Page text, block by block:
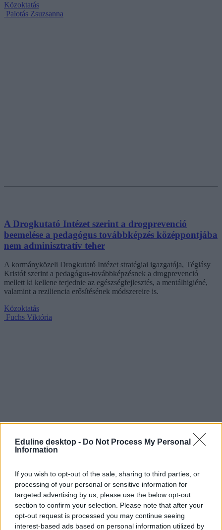
Eduline desktop - Do Not Process My Personal
Information
If you wish to opt-out of the sale, sharing to third parties, or
processing of your personal or sensitive information for
targeted advertising by us, please use the below opt-out
section to confirm your selection. Please note that after your
opt-out request is processed you may continue seeing
interest-based ads based on personal information utilized by
Közoktatás
Palotás Zsuzsanna
A Drogkutató Intézet szerint a drogprevenció
beemelése a pedagógus továbbképzés középpontjába
nem adminisztratív teher
A kormányközeli Drogkutató Intézet stratégiai igazgatója, Téglásy
Kristóf szerint a pedagógus-továbbképzésnek a drogprevenció
mellett ki kellene terjednie az egészségfejlesztés, a mentálhigiéné,
valamint a reziliencia erősítésének módszereire is.
Közoktatás
Fuchs Viktória
Akkreditált pedagógus-továbbképzés indul a